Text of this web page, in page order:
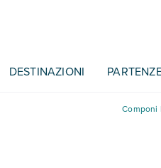
DESTINAZIONI
Componi